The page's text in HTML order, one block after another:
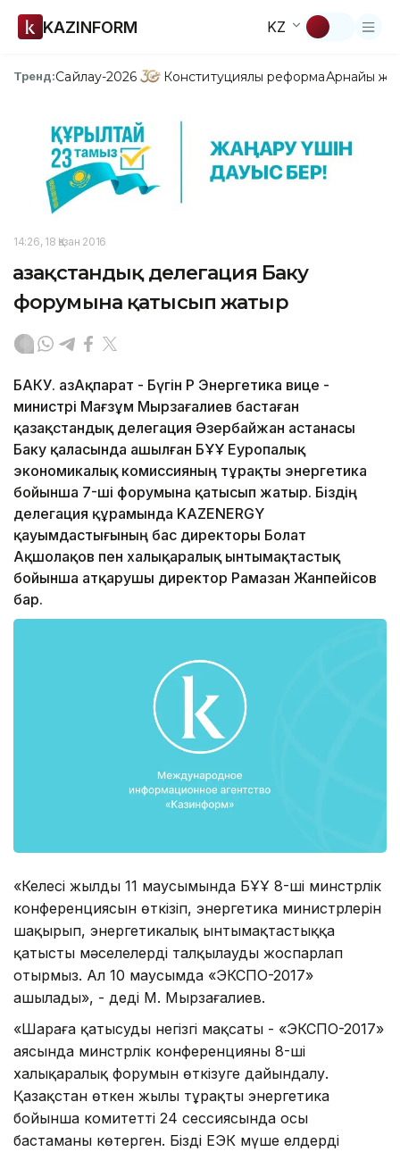
KAZINFORM KZ
Тренд:Сайлау-2026 Конституциялық реформаАрнайы
14:26, 18 Қазан 2016
Қазақстандық делегация Баку
форумына қатысып жатыр
БАКУ. ҚазАқпарат - Бүгін ҚР Энергетика вице -
министрі Мағзұм Мырзағалиев бастаған
қазақстандық делегация Әзербайжан астанасы
Баку қаласында ашылған БҰҰ Еуропалық
экономикалық комиссияның тұрақты энергетика
бойынша 7-ші форумына қатысып жатыр. Біздің
делегация құрамында KAZENERGY
қауымдастығының бас директоры Болат
Ақшолақов пен халықаралық ынтымақтастық
бойынша атқарушы директор Рамазан Жанпейісов
бар.
«Келесі жылдың 11 маусымында БҰҰ 8-ші минстрлік
конференциясын өткізіп, энергетика министрлерін
шақырып, энергетикалық ынтымақтастыққа
қатысты мәселелерді талқылауды жоспарлап
отырмыз. Ал 10 маусымда «ЭКСПО-2017»
ашылады», - деді М. Мырзағалиев.
«Шараға қатысудың негізгі мақсаты - «ЭКСПО-2017»
аясында минстрлік конференцияның 8-ші
халықаралық форумын өткізуге дайындалу.
Қазақстан өткен жылы тұрақты энергетика
бойынша комитеттің 24 сессиясында осы
бастаманы көтерген. Бізді ЕЭК мүше елдердің